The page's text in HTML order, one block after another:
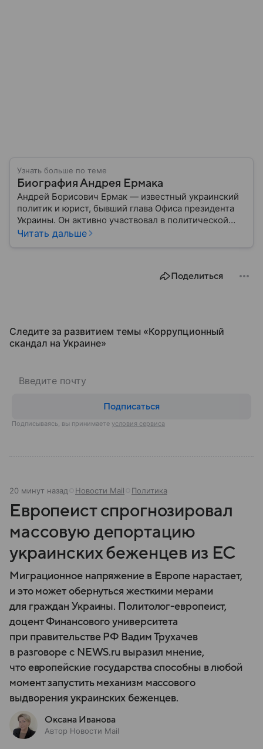
Узнать больше по теме
Биография Андрея Ермака
Андрей Борисович Ермак — известный украинский
политик и юрист, бывший глава Офиса президента
Украины. Он активно участвовал в политической
жизни страны, сопровождал президента в
Читать дальше
Поделиться
Следите за развитием темы «Коррупционный
скандал на Украине»
Подписаться
Подписываясь, вы принимаете условия сервиса
20 минут назад Новости Mail Политика
Европеист спрогнозировал
массовую депортацию
украинских беженцев из ЕС
Миграционное напряжение в Европе нарастает,
и это может обернуться жесткими мерами
для граждан Украины. Политолог-европеист,
доцент Финансового университета
при правительстве РФ Вадим Трухачев
в разговоре с NEWS.ru выразил мнение,
что европейские государства способны в любой
момент запустить механизм массового
выдворения украинских беженцев.
Оксана Иванова
Автор Новости Mail